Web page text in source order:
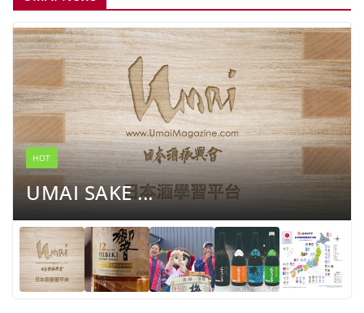
HOT
UMAI SAKE ...